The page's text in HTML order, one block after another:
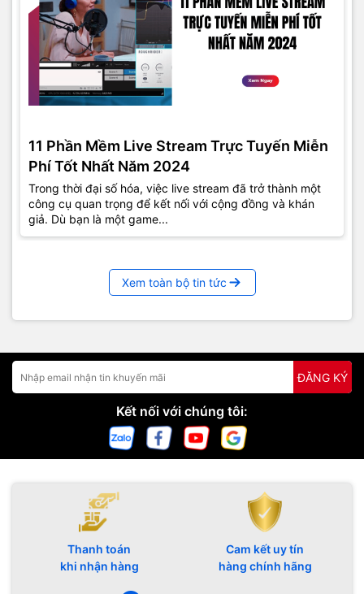
11 Phần Mềm Live Stream Trực Tuyến Miễn
Phí Tốt Nhất Năm 2024
Trong thời đại số hóa, việc live stream đã trở thành một
công cụ quan trọng để kết nối với cộng đồng và khán
giả. Dù bạn là một game...
Xem toàn bộ tin tức
ĐĂNG KÝ
Kết nối với chúng tôi:
Thanh toán
khi nhận hàng
Cam kết uy tín
hàng chính hãng